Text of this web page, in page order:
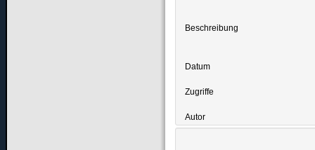
Beschreibung
Datum
Zugriffe
Autor